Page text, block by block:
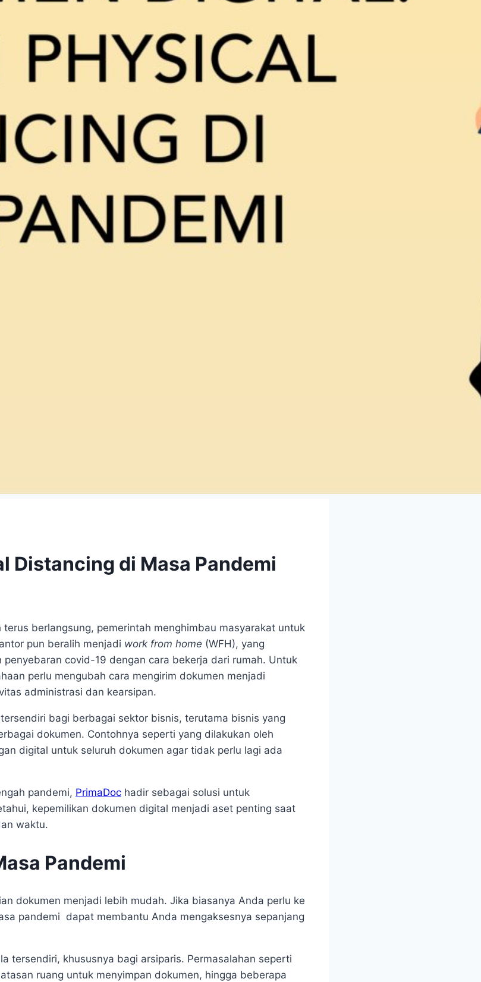
Distancing di Masa Pandemi
berlangsung, pemerintah menghimbau masyarakat untuk
pun beralih menjadi work from home (WFH), yang
covid-19 dengan cara bekerja dari rumah. Untuk
perlu mengubah cara mengirim dokumen menjadi
administrasi dan kearsipan.
bagi berbagai sektor bisnis, terutama bisnis yang
dokumen. Contohnya seperti yang dilakukan oleh
digital untuk seluruh dokumen agar tidak perlu lagi ada
pandemi, PrimaDoc hadir sebagai solusi untuk
kepemilikan dokumen digital menjadi aset penting saat
waktu.
Pandemi
dokumen menjadi lebih mudah. Jika biasanya Anda perlu ke
pandemi dapat membantu Anda mengaksesnya sepanjang
tersendiri, khususnya bagi arsiparis. Permasalahan seperti
ruang untuk menyimpan dokumen, hingga beberapa